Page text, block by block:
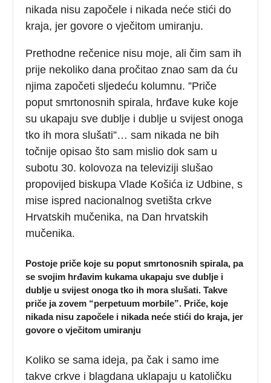
nikada nisu započele i nikada neće stići do
kraja, jer govore o vječitom umiranju.
Prethodne rečenice nisu moje, ali čim sam ih
prije nekoliko dana pročitao znao sam da ću
njima započeti sljedeću kolumnu. ”Priče
poput smrtonosnih spirala, hrđave kuke koje
su ukapaju sve dublje i dublje u svijest onoga
tko ih mora slušati”… sam nikada ne bih
točnije opisao što sam mislio dok sam u
subotu 30. kolovoza na televiziji slušao
propovijed biskupa Vlade Košića iz Udbine, s
mise ispred nacionalnog svetišta crkve
Hrvatskih mučenika, na Dan hrvatskih
mučenika.
Postoje priče koje su poput smrtonosnih spirala, pa
se svojim hrđavim kukama ukapaju sve dublje i
dublje u svijest onoga tko ih mora slušati. Takve
priče ja zovem “perpetuum morbile”. Priče, koje
nikada nisu započele i nikada neće stići do kraja, jer
govore o vječitom umiranju
Koliko se sama ideja, pa čak i samo ime
takve crkve i blagdana uklapaju u katoličku